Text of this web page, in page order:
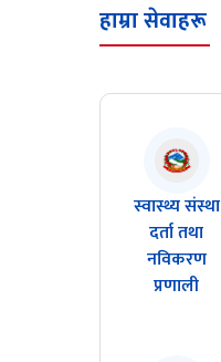
हाम्रा सेवाहरू
स्वास्थ्य संस्था
दर्ता तथा
नविकरण
प्रणाली